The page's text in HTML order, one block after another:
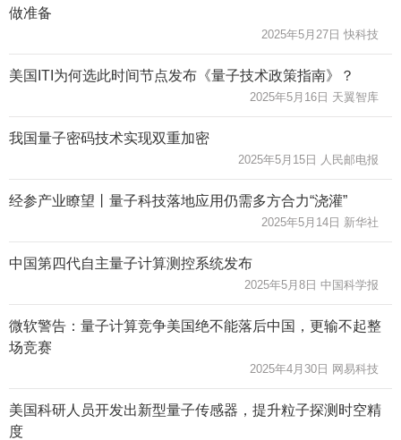
做准备
2025年5月27日 快科技
美国ITI为何选此时间节点发布《量子技术政策指南》？
2025年5月16日 天翼智库
我国量子密码技术实现双重加密
2025年5月15日 人民邮电报
经参产业瞭望丨量子科技落地应用仍需多方合力“浇灌”
2025年5月14日 新华社
中国第四代自主量子计算测控系统发布
2025年5月8日 中国科学报
微软警告：量子计算竞争美国绝不能落后中国，更输不起整
场竞赛
2025年4月30日 网易科技
美国科研人员开发出新型量子传感器，提升粒子探测时空精
度